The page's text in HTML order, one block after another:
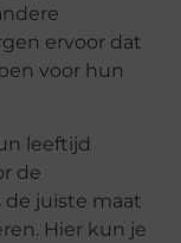
ervoor dat
voor hun
leeftijd
de
de juiste maat
Hier kun je